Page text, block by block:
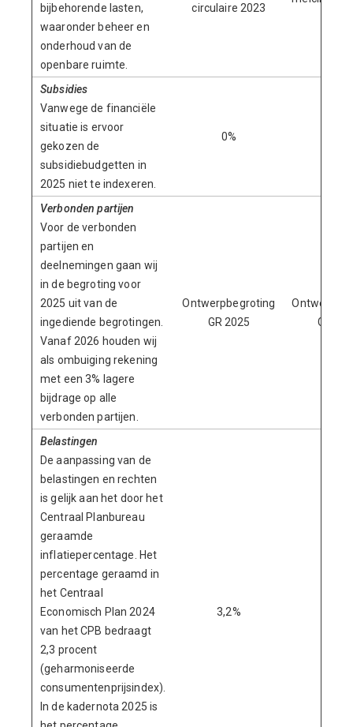
bijbehorende lasten,
waaronder beheer en
onderhoud van de
openbare ruimte.
circulaire 2023
Subsidies
Vanwege de financiële
situatie is ervoor
gekozen de
subsidiebudgetten in
2025 niet te indexeren.
0%
Verbonden partijen
Voor de verbonden
partijen en
deelnemingen gaan wij
in de begroting voor
2025 uit van de
ingediende begrotingen.
Vanaf 2026 houden wij
als ombuiging rekening
met een 3% lagere
bijdrage op alle
verbonden partijen.
Ontwerpbegroting
GR 2025
GR
Belastingen
De aanpassing van de
belastingen en rechten
is gelijk aan het door het
Centraal Planbureau
geraamde
inflatiepercentage. Het
percentage geraamd in
het Centraal
Economisch Plan 2024
van het CPB bedraagt
2,3 procent
(geharmoniseerde
consumentenprijsindex).
In de kadernota 2025 is
3,2%